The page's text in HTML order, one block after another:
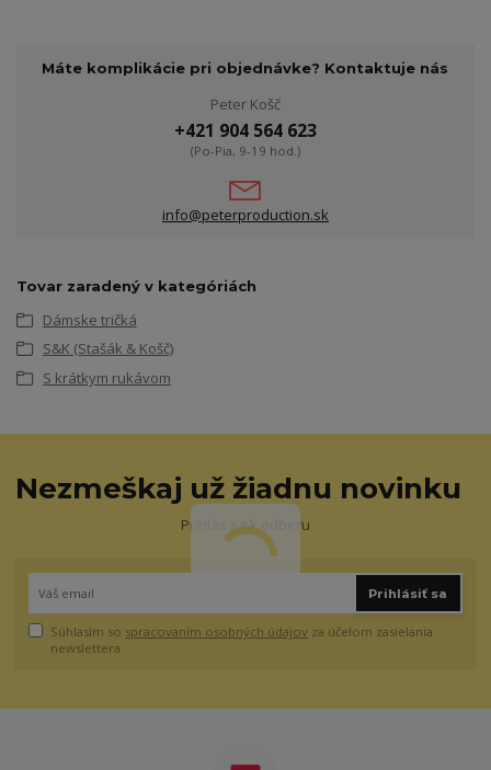
Máte komplikácie pri objednávke? Kontaktuje nás
Peter Košč
+421 904 564 623
(Po-Pia, 9-19 hod.)
info@peterproduction.sk
Tovar zaradený v kategóriách
Dámske tričká
S&K (Stašák & Košč)
S krátkym rukávom
Nezmeškaj už žiadnu novinku
Prihlás sa k odberu
Prihlásiť sa
Súhlasím so spracovaním osobných údajov za účelom zasielania
newslettera.